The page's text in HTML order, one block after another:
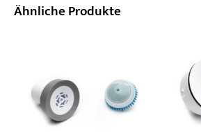
Ähnliche Produkte